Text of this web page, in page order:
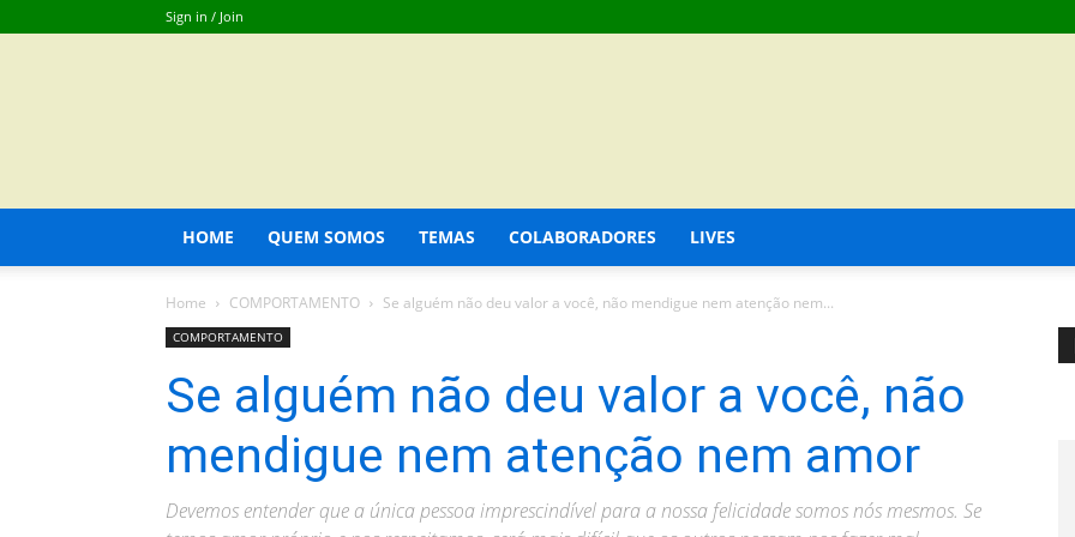
Sign in / Join
HOME QUEM SOMOS TEMAS COLABORADORES LIVES
Home COMPORTAMENTO Se alguém não deu valor a você, não mendigue nem atenção nem...
COMPORTAMENTO
Se alguém não deu valor a você, não
mendigue nem atenção nem amor
Devemos entender que a única pessoa imprescindível para a nossa felicidade somos nós mesmos. Se